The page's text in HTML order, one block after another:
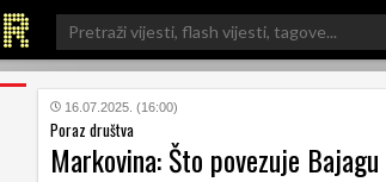
Search
for:
16.07.2025. (16:00)
Poraz društva
Markovina: Što povezuje